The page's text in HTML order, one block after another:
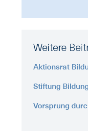
Weitere
Aktionsrat
Stiftung
Vorsprung